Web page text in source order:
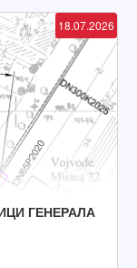
18.07.2026
ГЕНЕРАЛА